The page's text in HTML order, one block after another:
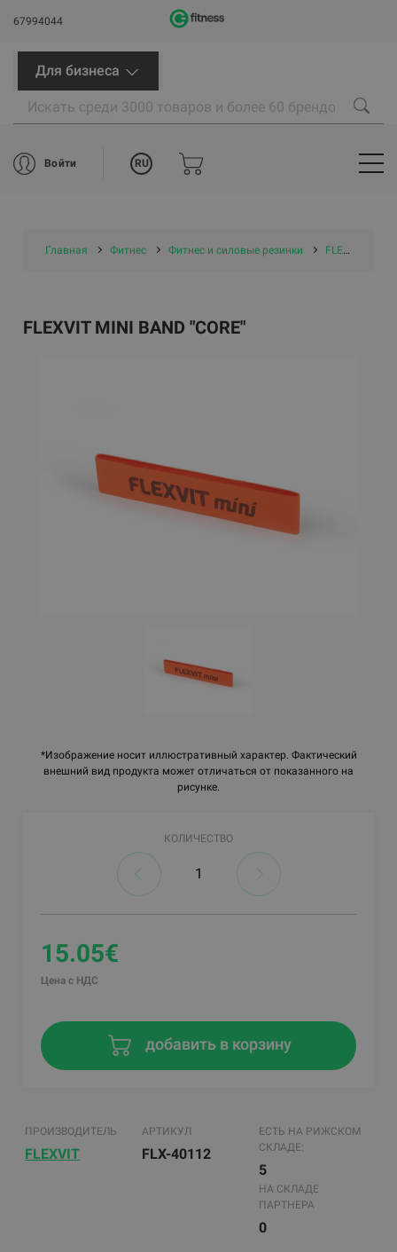
67994044
Для бизнеса
Войти RU
Главная Фитнес Фитнес и силовые резинки FLEXVIT резинки
*Изображение носит иллюстративный характер. Фактический
внешний вид продукта может отличаться от показанного на
рисунке.
FLEXVIT MINI BAND "CORE"
КОЛИЧЕСТВО
15.05€
Цена с НДС
добавить в корзину
ПРОИЗВОДИТЕЛЬ
FLEXVIT
АРТИКУЛ
FLX-40112
ЕСТЬ НА РИЖСКОМ
СКЛАДЕ:
5
НА СКЛАДЕ
ПАРТНЕРА
0